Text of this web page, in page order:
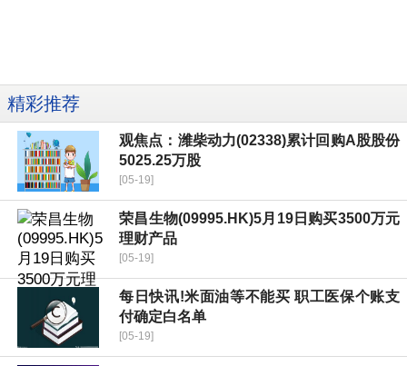
精彩推荐
观焦点：潍柴动力(02338)累计回购A股股份
5025.25万股
[05-19]
荣昌生物(09995.HK)5月19日购买3500万元
理财产品
[05-19]
每日快讯!米面油等不能买 职工医保个账支
付确定白名单
[05-19]